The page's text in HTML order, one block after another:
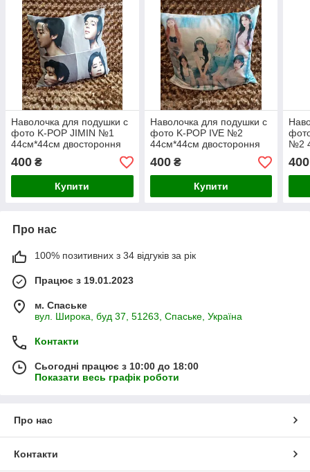
Наволочка для подушки с
фото K-POP JIMIN №1
44см*44см двостороння
400 ₴
Купити
Наволочка для подушки с
фото K-POP IVE №2
44см*44см двостороння
400₴
Купити
№2
400
Про нас
100% позитивних з 34 відгуків за рік
Працює з 19.01.2023
м. Спаське
вул. Широка, буд 37, 51263, Спаське, Україна
Контакти
Сьогодні працює з 10:00 до 18:00
Показати весь графік роботи
Про нас
Контакти